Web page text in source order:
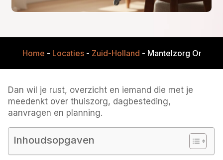
Home - Locaties- Zuid-Holland - Mantelzorg
Dan wil je rust, overzicht en iemand die met je
meedenkt over thuiszorg, dagbesteding,
aanvragen en planning.
Inhoudsopgaven